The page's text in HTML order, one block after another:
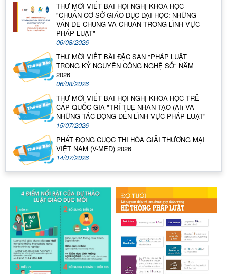
THƯ MỜI VIẾT BÀI HỘI NGHỊ KHOA HỌC
"CHUẨN CƠ SỞ GIÁO DỤC ĐẠI HỌC: NHỮNG
VẤN ĐỀ CHUNG VÀ CHUẨN TRONG LĨNH VỰC
PHÁP LUẬT"
06/08/2026
THƯ MỜI VIẾT BÀI ĐẶC SAN "PHÁP LUẬT
TRONG KỶ NGUYÊN CÔNG NGHỆ SỐ" NĂM
2026
06/08/2026
THƯ MỜI VIẾT BÀI HỘI NGHỊ KHOA HỌC TRẺ
CẤP QUỐC GIA "TRÍ TUỆ NHÂN TẠO (AI) VÀ
NHỮNG TÁC ĐỘNG ĐẾN LĨNH VỰC PHÁP LUẬT"
15/07/2026
PHÁT ĐỘNG CUỘC THI HÒA GIẢI THƯƠNG MẠI
VIỆT NAM (V-MED) 2026
14/07/2026